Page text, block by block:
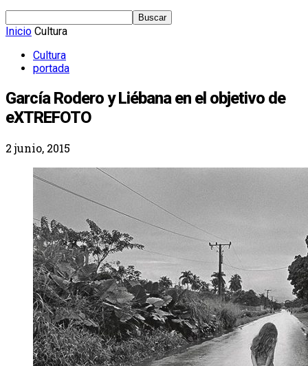
Inicio Cultura
Cultura
portada
García Rodero y Liébana en el objetivo de
eXTREFOTO
2 junio, 2015